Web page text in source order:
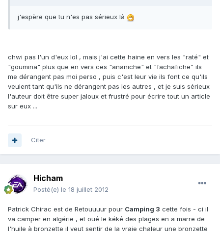
j'espère que tu n'es pas sérieux là
chwi pas l'un d'eux lol , mais j'ai cette haine en vers les "raté" et
"goumina" plus que en vers ces "ananiche" et "fachafiche" ils
me dérangent pas moi perso , puis c'est leur vie ils font ce qu'ils
veulent tant qu'ils ne dérangent pas les autres , et je suis sérieux
l'auteur doit être super jaloux et frustré pour écrire tout un article
sur eux ...
Citer
Hicham
Posté(e) le 18 juillet 2012
Patrick Chirac est de Retouuuur pour Camping 3 cette fois - ci il
va camper en algérie , et oué le kéké des plages en a marre de
l'huile à bronzette il veut sentir de la vraie chaleur une bronzette